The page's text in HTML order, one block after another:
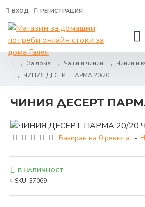
ВХОД РЕГИСТРАЦИЯ
За дома Чаши и чинии
Чинии и
ЧИНИЯ ДЕСЕРТ ПАРМА 20/20
ЧИНИЯ ДЕСЕРТ
Базиран на 0 ревюта. -
В НАЛИЧНОСТ
SKU: 37069